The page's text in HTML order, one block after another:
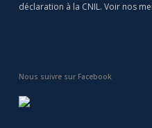
déclaration à la CNIL. Voir nos
Nous suivre sur Facebook